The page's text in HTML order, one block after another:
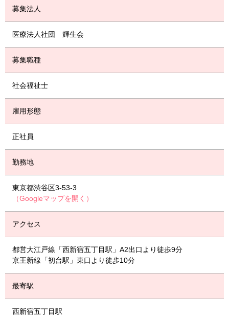
募集法人
医療法人社団 輝生会
募集職種
社会福祉士
雇用形態
正社員
勤務地
東京都渋谷区3-53-3
（Googleマップを開く）
アクセス
都営大江戸線「西新宿五丁目駅」A2出口より徒歩9分
京王新線「初台駅」東口より徒歩10分
最寄駅
西新宿五丁目駅